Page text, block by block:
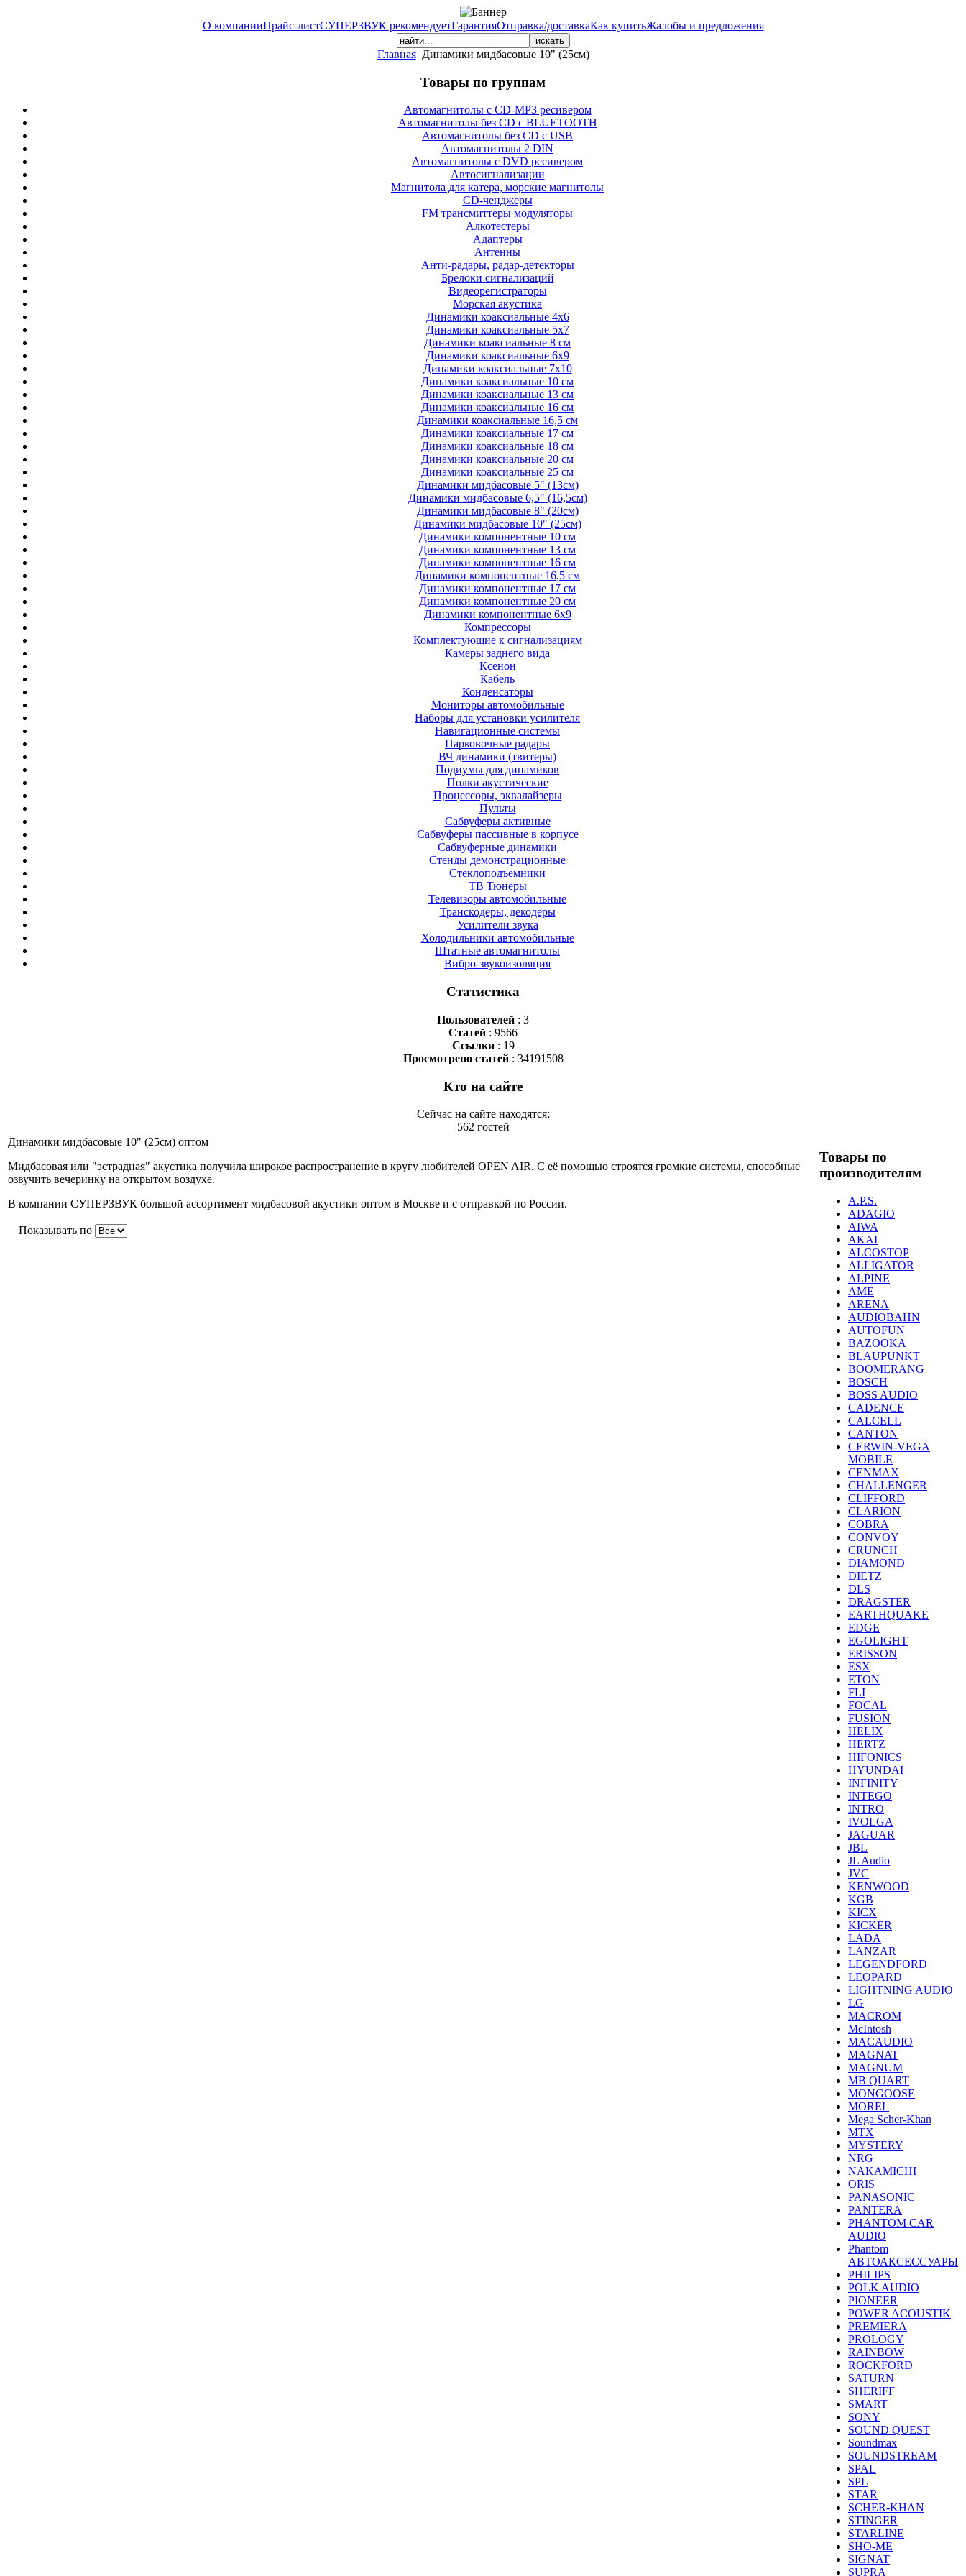
О компанииПрайс-листСУПЕРЗВУК рекомендуетГарантияОтправка/доставкаКак купитьЖалобы и предложения
Главная Динамики мидбасовые 10" (25см)
Товары по группам
Автомагнитолы с CD-MP3 ресивером
Автомагнитолы без CD с BLUETOOTH
Автомагнитолы без CD с USB
Автомагнитолы 2 DIN
Автомагнитолы с DVD ресивером
Автосигнализации
Магнитола для катера, морские магнитолы
CD-ченджеры
FM трансмиттеры модуляторы
Алкотестеры
Адаптеры
Антенны
Анти-радары, радар-детекторы
Брелоки сигнализаций
Видеорегистраторы
Морская акустика
Динамики коаксиальные 4х6
Динамики коаксиальные 5х7
Динамики коаксиальные 8 см
Динамики коаксиальные 6х9
Динамики коаксиальные 7х10
Динамики коаксиальные 10 см
Динамики коаксиальные 13 см
Динамики коаксиальные 16 см
Динамики коаксиальные 16,5 см
Динамики коаксиальные 17 см
Динамики коаксиальные 18 см
Динамики коаксиальные 20 см
Динамики коаксиальные 25 см
Динамики мидбасовые 5" (13см)
Динамики мидбасовые 6,5" (16,5см)
Динамики мидбасовые 8" (20см)
Динамики мидбасовые 10" (25см)
Динамики компонентные 10 см
Динамики компонентные 13 см
Динамики компонентные 16 см
Динамики компонентные 16,5 см
Динамики компонентные 17 см
Динамики компонентные 20 см
Динамики компонентные 6х9
Компрессоры
Комплектующие к сигнализациям
Камеры заднего вида
Ксенон
Кабель
Конденсаторы
Мониторы автомобильные
Наборы для установки усилителя
Навигационные системы
Парковочные радары
ВЧ динамики (твитеры)
Подиумы для динамиков
Полки акустические
Процессоры, эквалайзеры
Пульты
Сабвуферы активные
Сабвуферы пассивные в корпусе
Сабвуферные динамики
Стенды демонстрационные
Стеклоподъёмники
ТВ Тюнеры
Телевизоры автомобильные
Транскодеры, декодеры
Усилители звука
Холодильники автомобильные
Штатные автомагнитолы
Вибро-звукоизоляция
Статистика
Пользователей : 3
Статей : 9566
Ссылки: 19
Просмотрено статей: 34191508
Кто на сайте
Сейчас на сайте находятся:
562 гостей
Динамики мидбасовые 10" (25см) оптом
Мидбасовая или "эстрадная" акустика получила широкое распространение в кругу любителей OPEN AIR. С её помощью строятся громкие системы, способные
озвучить вечеринку на открытом воздухе.
В компании СУПЕРЗВУК большой ассортимент мидбасовой акустики оптом в Москве и с отправкой по России.
Показывать по
Товары по
производителям
A.P.S.
ADAGIO
AIWA
AKAI
ALCOSTOP
ALLIGATOR
ALPINE
AME
ARENA
AUDIOBAHN
AUTOFUN
BAZOOKA
BLAUPUNKT
BOOMERANG
BOSCH
BOSS AUDIO
CADENCE
CALCELL
CANTON
CERWIN-VEGA
MOBILE
CENMAX
CHALLENGER
CLIFFORD
CLARION
COBRA
CONVOY
CRUNCH
DIAMOND
DIETZ
DLS
DRAGSTER
EARTHQUAKE
EDGE
EGOLIGHT
ERISSON
ESX
ETON
FLI
FOCAL
FUSION
HELIX
HERTZ
HIFONICS
HYUNDAI
INFINITY
INTEGO
INTRO
IVOLGA
JAGUAR
JBL
JL Audio
JVC
KENWOOD
KGB
KICX
KICKER
LADA
LANZAR
LEGENDFORD
LEOPARD
LIGHTNING AUDIO
LG
MACROM
McIntosh
MACAUDIO
MAGNAT
MAGNUM
MB QUART
MONGOOSE
MOREL
Mega Scher-Khan
MTX
MYSTERY
NRG
NAKAMICHI
ORIS
PANASONIC
PANTERA
PHANTOM CAR
AUDIO
Phantom
АВТОАКСЕССУАРЫ
PHILIPS
POLK AUDIO
PIONEER
POWER ACOUSTIK
PREMIERA
PROLOGY
RAINBOW
ROCKFORD
SATURN
SHERIFF
SMART
SONY
SOUND QUEST
Soundmax
SOUNDSTREAM
SPAL
SPL
STAR
SCHER-KHAN
STINGER
STARLINE
SHO-ME
SIGNAT
SUPRA